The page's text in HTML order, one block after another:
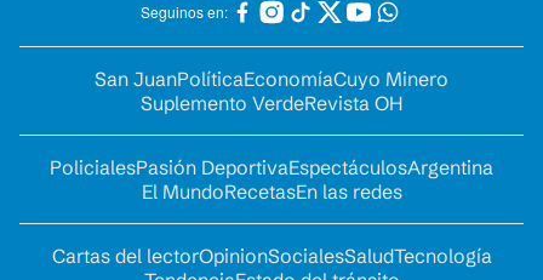
Seguinos en:
San JuanPolíticaEconomíaCuyo Minero
Suplemento VerdeRevista OH
PolicialesPasión DeportivaEspectáculosArgentina
El MundoRecetasEn las redes
Cartas del lectorOpinionSocialesSaludTecnología